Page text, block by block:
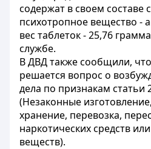
содержат в своем составе
психотропное вещество
вес таблеток - 25,76
службе.
В ДВД также сообщили,
решается вопрос о
дела по признакам статьи
(Незаконные
хранение, перевозка,
наркотических средств
веществ).